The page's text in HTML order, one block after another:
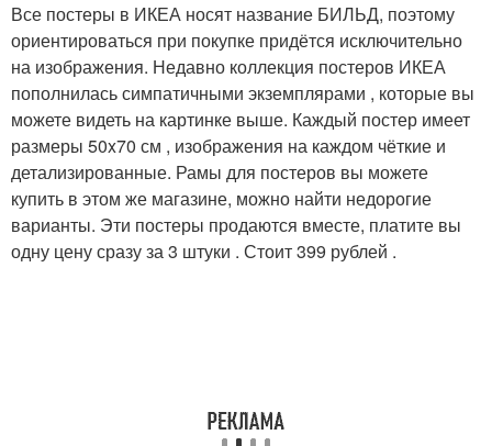
Все постеры в ИКЕА носят название БИЛЬД, поэтому
ориентироваться при покупке придётся исключительно
на изображения. Недавно коллекция постеров ИКЕА
пополнилась симпатичными экземплярами , которые вы
можете видеть на картинке выше. Каждый постер имеет
размеры 50x70 см , изображения на каждом чёткие и
детализированные. Рамы для постеров вы можете
купить в этом же магазине, можно найти недорогие
варианты. Эти постеры продаются вместе, платите вы
одну цену сразу за 3 штуки . Стоит 399 рублей .